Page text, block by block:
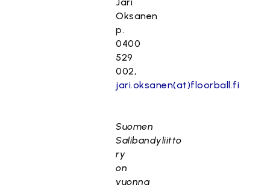
Oksanen
p.
0400
529
002,
jari.oksanen(at)floorball.fi
Suomen
Salibandyliitto
ry
on
vuonna